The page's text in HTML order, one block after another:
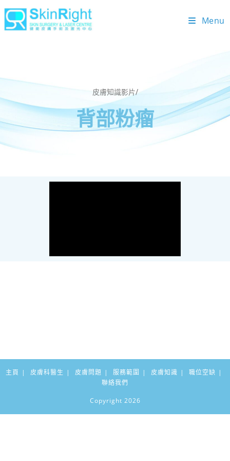
Menu
皮膚知識影片/
背部粉瘤
主頁 皮膚科醫生 皮膚問題 服務範圍 皮膚知識
職位空缺
聯絡我們
Copyright 2026